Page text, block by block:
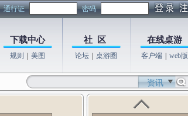
通行证 密码
下载中心
规则 美图
社 区
论坛 桌游圈
在线桌游
客户端 web版
资讯